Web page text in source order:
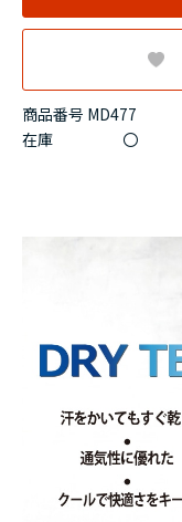
商品番号 MD477
在庫 〇